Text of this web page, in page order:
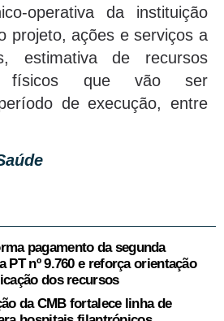
operativa da instituição
projeto, ações e serviços a
estimativa de recursos
físicos que vão ser
de execução, entre
pagamento da segunda
PT nº 9.760 e reforça orientação
dos recursos
da CMB fortalece linha de